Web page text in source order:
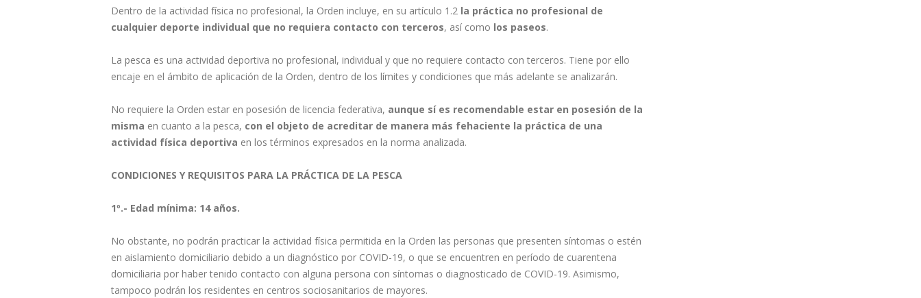
Dentro de la actividad física no profesional, la Orden incluye, en su artículo 1.2 la práctica no profesional de
cualquier deporte individual que no requiera contacto con terceros, así como los paseos.
La pesca es una actividad deportiva no profesional, individual y que no requiere contacto con terceros. Tiene por ello
encaje en el ámbito de aplicación de la Orden, dentro de los límites y condiciones que más adelante se analizarán.
No requiere la Orden estar en posesión de licencia federativa, aunque sí es recomendable estar en posesión de la
misma en cuanto a la pesca, con el objeto de acreditar de manera más fehaciente la práctica de una
actividad física deportiva en los términos expresados en la norma analizada.
CONDICIONES Y REQUISITOS PARA LA PRÁCTICA DE LA PESCA
1º.- Edad mínima: 14 años.
No obstante, no podrán practicar la actividad física permitida en la Orden las personas que presenten síntomas o estén
en aislamiento domiciliario debido a un diagnóstico por COVID-19, o que se encuentren en período de cuarentena
domiciliaria por haber tenido contacto con alguna persona con síntomas o diagnosticado de COVID-19. Asimismo,
tampoco podrán los residentes en centros sociosanitarios de mayores.